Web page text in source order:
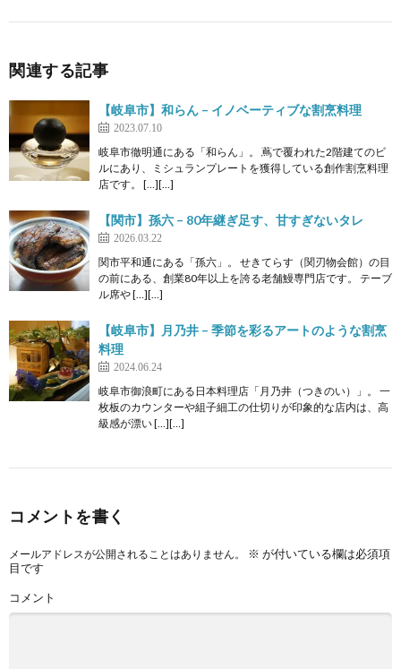
関連する記事
【岐阜市】和らん – イノベーティブな割烹料理
2023.07.10
岐阜市徹明通にある「和らん」。 蔦で覆われた2階建てのビ
ルにあり、ミシュランプレートを獲得している創作割烹料理
店です。 […][…]
【関市】孫六 – 80年継ぎ足す、甘すぎないタレ
2026.03.22
関市平和通にある「孫六」。 せきてらす（関刃物会館）の目
の前にある、創業80年以上を誇る老舗鰻専門店です。 テーブ
ル席や […][…]
【岐阜市】月乃井 – 季節を彩るアートのような割烹
料理
2024.06.24
岐阜市御浪町にある日本料理店「月乃井（つきのい）」。 一
枚板のカウンターや組子細工の仕切りが印象的な店内は、高
級感が漂い […][…]
コメントを書く
メールアドレスが公開されることはありません。 ※ が付いている欄は必須項
目です
コメント